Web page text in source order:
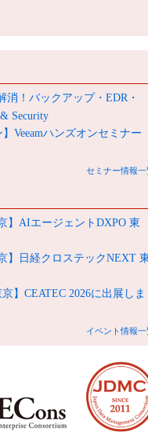
消！バックアップ・EDR・
Security
】Veeamハンズオンセミナー
セミナー情報一
】AIエージェントDXPO 東
】日経クロステックNEXT
京】CEATEC 2026に出展しま
イベント情報一